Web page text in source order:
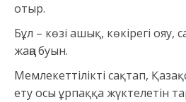
отыр.
Бұл – көзі ашық, көкірегі ояу,
жаңа буын.
Мемлекеттілікті сақтап,
ету осы ұрпаққа жүктелетін